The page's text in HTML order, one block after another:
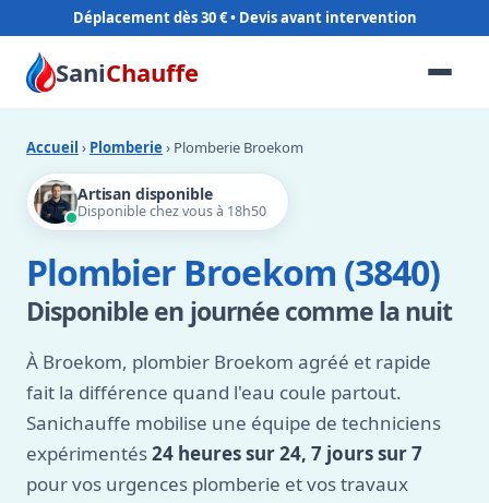
Déplacement dès 30 €
SaniChauffe
Accueil › Plomberie › Plomberie Broekom
Artisan disponible
Disponible chez vous à 18h50
Plombier Broekom (3840)
Disponible en journée comme la nuit
À Broekom, plombier Broekom agréé et rapide
fait la différence quand l'eau coule partout.
Sanichauffe mobilise une équipe de techniciens
expérimentés24 heures sur 24, 7 jours sur 7
pour vos urgences plomberie et vos travaux